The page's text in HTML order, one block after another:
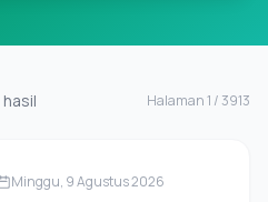
hasil Halaman 1 / 3913
Minggu, 9 Agustus 2026